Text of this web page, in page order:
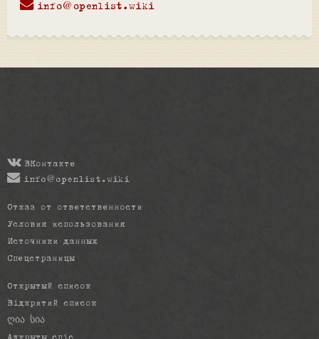
info@openlist.wiki
ВКонтакте
info@openlist.wiki
Отказ от ответственности
Условия использования
Источники данных
Спецстраницы
Открытый список
Відкритий список
ღია სია